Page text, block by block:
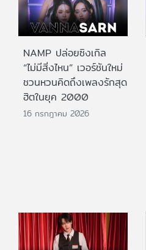
NAMP ปล่อยซิงเกิล
“ไม่มีสิ่งไหน” เวอร์ชันใหม่
ชวนหวนคิดถึงเพลงรักสุด
ฮิตในยุค 2000
16 กรกฎาคม 2026